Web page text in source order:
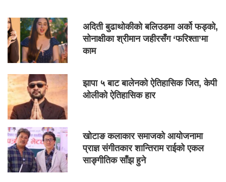
अदिती बुढाथोकीको बलिउडमा अर्को फड्को,
सोनाक्षीका श्रीमान जहीरसँग ‘फरिश्ता’मा
काम
झापा ५ बाट बालेनको ऐतिहासिक जित, केपी
ओलीको ऐतिहासिक हार
खोटाङ कलाकार समाजको आयोजनामा
प्राज्ञ संगीतकार शान्तिराम राईको एकल
साङ्गीतिक साँझ हुने